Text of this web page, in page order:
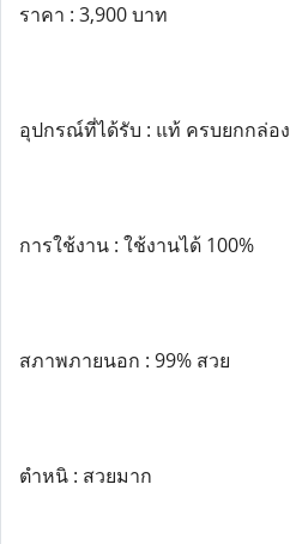
ราคา : 3,900 บาท
อุปกรณ์ที่ได้รับ : แท้ ครบยกกล่อง
การใช้งาน : ใช้งานได้ 100%
สภาพภายนอก : 99% สวย
ตำหนิ : สวยมาก